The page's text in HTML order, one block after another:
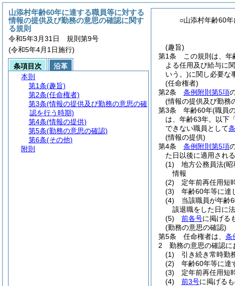
○山添村年齢60
(趣旨)
第1条
この規則は、
よる任用及び給与に
いう。)に関し必要な
(任命権者)
第2条
条例附則第5項
(情報の提供及び勤務
第3条
年齢60年(職員
は、年齢63年。以下
できない職員として
(情報の提供)
第4条
条例附則第5項
た日以後に適用され
(1)
地方公務員法(昭
情報
(2)
定年前再任用短
(3)
年齢60年等に達
(4)
当該職員が年齢
該退職をした日に
(5)
前各号に掲げる
(勤務の意思の確認)
第5条
任命権者は、 条
2
勤務の意思の確認に
(1)
引き続き常時勤
(2)
年齢60年等に達
(3)
定年前再任用短
(4)
前3号に掲げる
山添村年齢60年に達する職員等に対する
情報の提供及び勤務の意思の確認に関す
る規則
令和5年3月31日 規則第9号
(令和5年4月1日施行)
条項目次
沿革
本則
第1条(趣旨)
第2条(任命権者)
第3条(情報の提供及び勤務の意思の確
認を行う時期)
第4条(情報の提供)
第5条(勤務の意思の確認)
第6条(その他)
附則